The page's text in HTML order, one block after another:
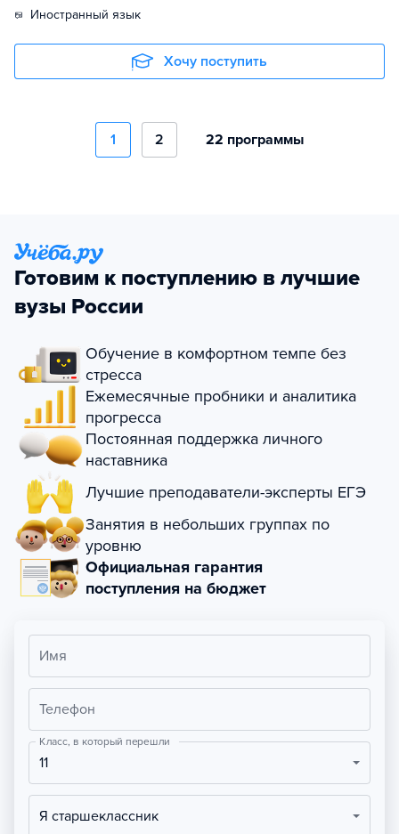
иностранный язык
Хочу поступить
1 2 22 программы
Готовим к поступлению в лучшие
вузы России
Обучение в комфортном темпе без
стресса
Ежемесячные пробники и аналитика
прогресса
Постоянная поддержка личного
наставника
Лучшие преподаватели-эксперты ЕГЭ
Занятия в небольших группах по
уровню
Официальная гарантия
поступления на бюджет
Имя
Телефон
Класс, в который перешли
11
Я старшеклассник